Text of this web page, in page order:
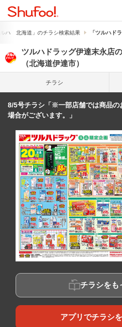
ハ 北海道」のチラシ検索結果 「ツルハド
ツルハドラッグ伊達末永店
（北海道伊達市）
チラシ
8/5号チラシ「※一部店舗では商品の
場合がございます。」
チラシをも
アプリでチラシ